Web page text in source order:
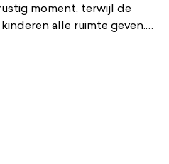
moment, terwijl de
alle ruimte geven.
een bezichtiging via ons
is alle ruimte voor een